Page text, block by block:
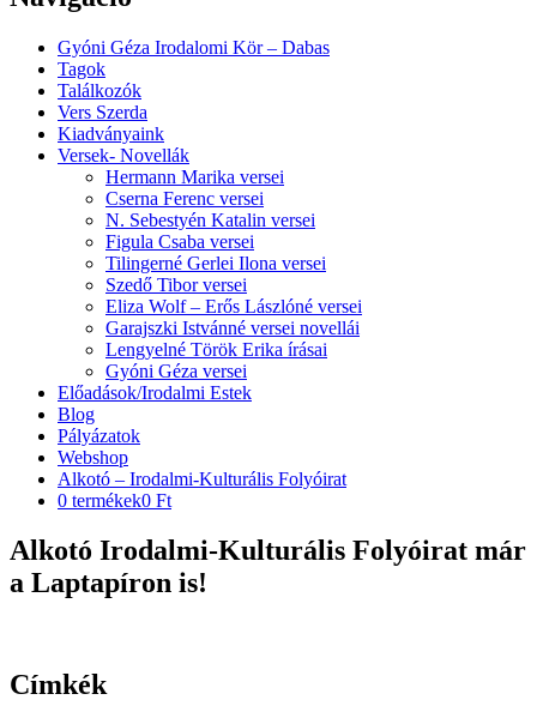
Gyóni Géza Irodalomi Kör – Dabas
Tagok
Találkozók
Vers Szerda
Kiadványaink
Versek- Novellák
Hermann Marika versei
Cserna Ferenc versei
N. Sebestyén Katalin versei
Figula Csaba versei
Tilingerné Gerlei Ilona versei
Szedő Tibor versei
Eliza Wolf – Erős Lászlóné versei
Garajszki Istvánné versei novellái
Lengyelné Török Erika írásai
Gyóni Géza versei
Előadások/Irodalmi Estek
Blog
Pályázatok
Webshop
Alkotó – Irodalmi-Kulturális Folyóirat
0 termékek0 Ft
Alkotó Irodalmi-Kulturális Folyóirat már
a Laptapíron is!
Címkék